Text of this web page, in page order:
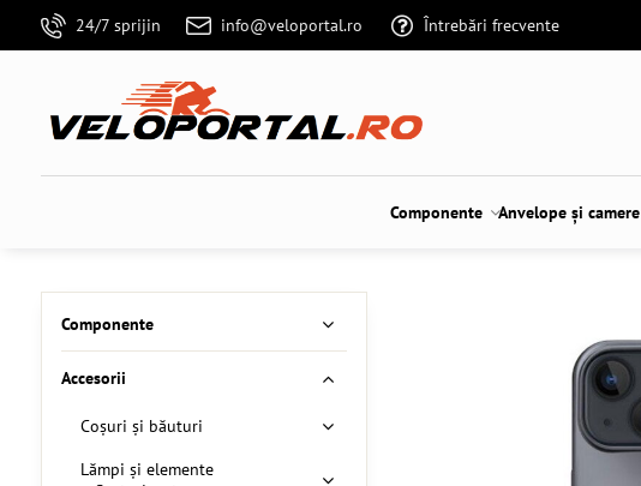
24/7 sprijin info@veloportal.ro Întrebări frecvente
Componente Anvelope și camere
Componente
Accesorii
Coșuri și băuturi
Lămpi și elemente